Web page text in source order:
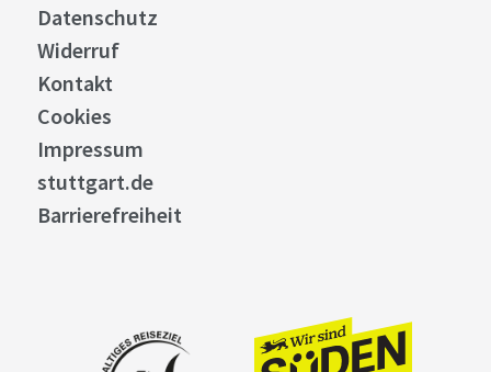
Datenschutz
Widerruf
Kontakt
Cookies
Impressum
stuttgart.de
Barrierefreiheit